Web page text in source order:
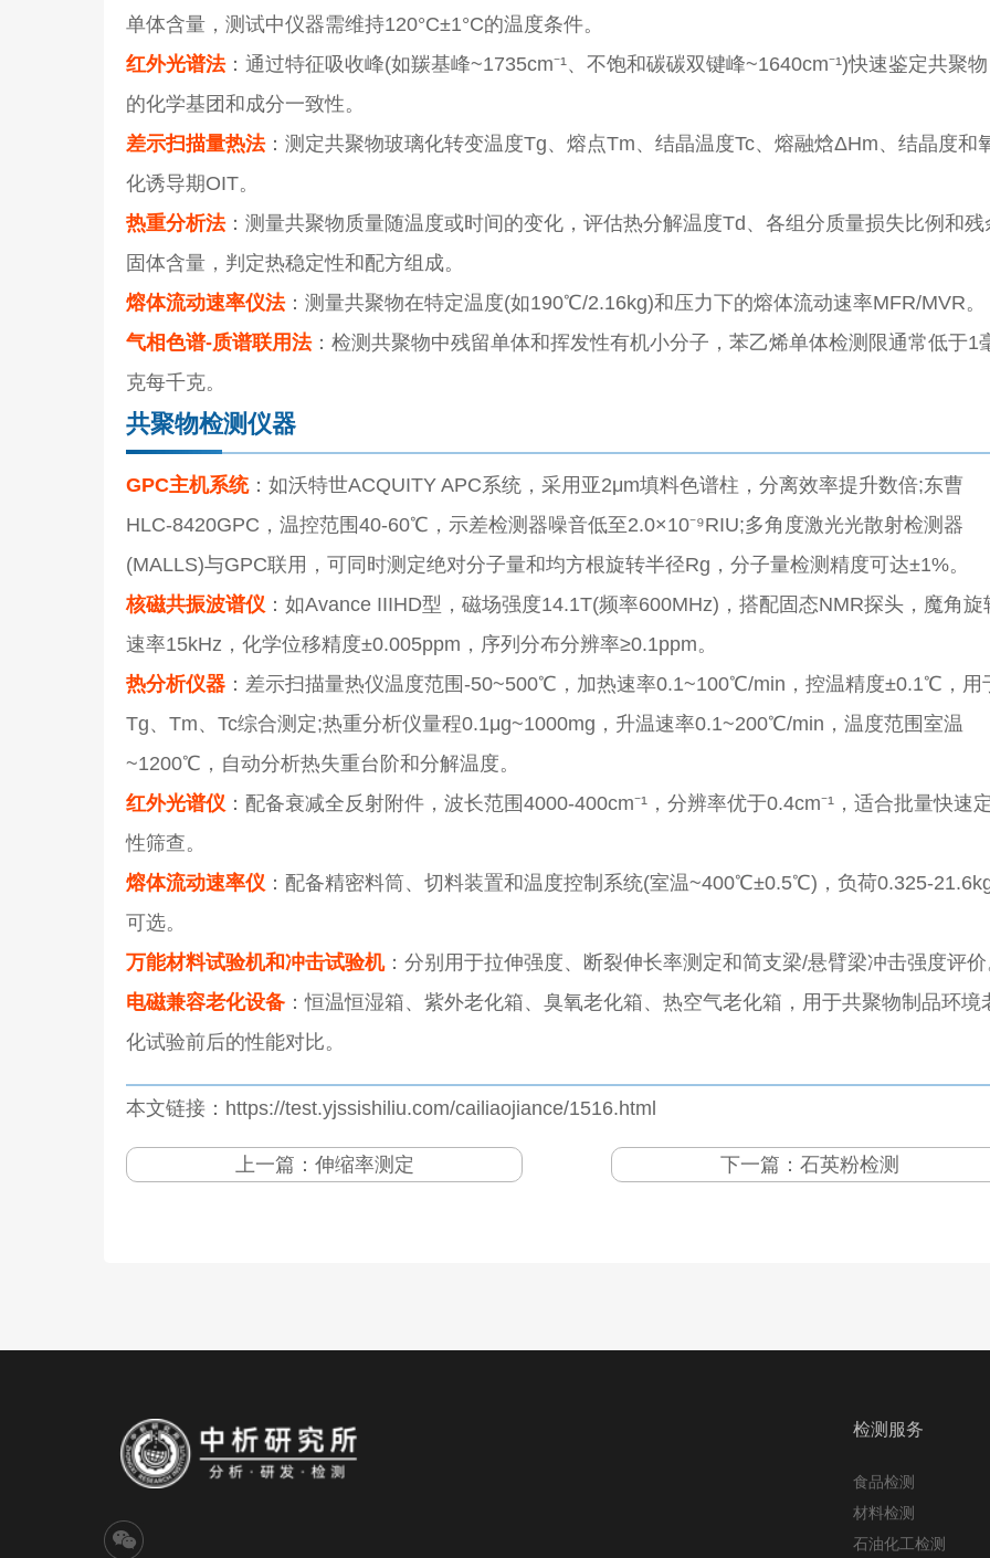
单体含量，测试中仪器需维持120°C±1°C的温度条件。
红外光谱法：通过特征吸收峰(如羰基峰~1735cm⁻¹、不饱和碳碳双键峰~1640cm⁻¹)快速鉴定共聚物
的化学基团和成分一致性。
差示扫描量热法：测定共聚物玻璃化转变温度Tg、熔点Tm、结晶温度Tc、熔融焓ΔHm、结晶度和
化诱导期OIT。
热重分析法：测量共聚物质量随温度或时间的变化，评估热分解温度Td、各组分质量损失比例和残
固体含量，判定热稳定性和配方组成。
熔体流动速率仪法：测量共聚物在特定温度(如190℃/2.16kg)和压力下的熔体流动速率MFR/MVR。
气相色谱-质谱联用法：检测共聚物中残留单体和挥发性有机小分子，苯乙烯单体检测限通常低于1
克每千克。
共聚物检测仪器
GPC主机系统：如沃特世ACQUITY APC系统，采用亚2μm填料色谱柱，分离效率提升数倍;东曹
HLC-8420GPC，温控范围40-60℃，示差检测器噪音低至2.0×10⁻⁹RIU;多角度激光光散射检测器
(MALLS)与GPC联用，可同时测定绝对分子量和均方根旋转半径Rg，分子量检测精度可达±1%。
核磁共振波谱仪 ：如Avance IIIHD型，磁场强度14.1T(频率600MHz)，搭配固态NMR探头，魔角旋
速率15kHz，化学位移精度±0.005ppm，序列分布分辨率≥0.1ppm。
热分析仪器 ：差示扫描量热仪温度范围-50~500℃，加热速率0.1~100℃/min，控温精度±0.1℃，用
Tg、Tm、Tc综合测定;热重分析仪量程0.1μg~1000mg，升温速率0.1~200℃/min，温度范围室温
~1200℃，自动分析热失重台阶和分解温度。
红外光谱仪 ：配备衰减全反射附件，波长范围4000-400cm⁻¹，分辨率优于0.4cm⁻¹，适合批量快速定
性筛查。
熔体流动速率仪 ：配备精密料筒、切料装置和温度控制系统(室温~400℃±0.5℃)，负荷0.325-
可选。
万能材料试验机和冲击试验机：分别用于拉伸强度、断裂伸长率测定和简支梁/悬臂梁冲击强度评价
电磁兼容老化设备 ：恒温恒湿箱、紫外老化箱、臭氧老化箱、热空气老化箱，用于共聚物制品环境
化试验前后的性能对比。
本文链接：https://test.yjssishiliu.com/cailiaojiance/1516.html
上一篇： 伸缩率测定 下一篇： 石英粉检测
检测服务
食品检测
材料检测
石油化工检测